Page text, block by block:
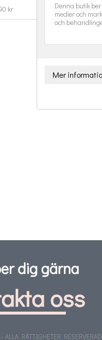
kr
dig gärna
oss
- ALLA RÄTTIGHETER
Denna butik
medier och
och